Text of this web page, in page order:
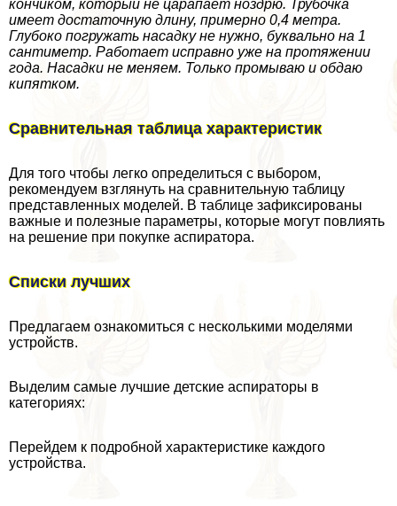
кончиком, который не царапает ноздрю. Трубочка
имеет достаточную длину, примерно 0,4 метра.
Глубоко погружать насадку не нужно, буквально на 1
сантиметр. Работает исправно уже на протяжении
года. Насадки не меняем. Только промываю и обдаю
кипятком.
Сравнительная таблица хаpaктеристик
Для того чтобы легко определиться с выбором,
рекомендуем взглянуть на сравнительную таблицу
представленных моделей. В таблице зафиксированы
важные и полезные параметры, которые могут повлиять
на решение при покупке аспиратора.
Списки лучших
Предлагаем ознакомиться с несколькими моделями
устройств.
Выделим самые лучшие детские аспираторы в
категориях:
Перейдем к подробной хаpaктеристике каждого
устройства.